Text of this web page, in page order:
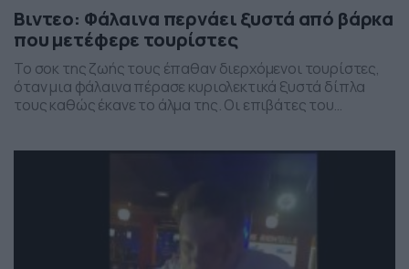
Βιντεο: Φάλαινα περνάει ξυστά από βάρκα
που μετέφερε τουρίστες
Το σοκ της ζωής τους έπαθαν διερχόμενοι τουρίστες,
όταν μια φάλαινα πέρασε κυριολεκτικά ξυστά δίπλα
τους καθώς έκανε το άλμα της. Οι επιβάτες του